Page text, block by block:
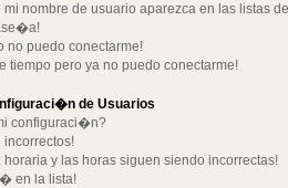
nombre de usuario aparezca en las listas
puedo conectarme!
pero ya no puedo conectarme!
de Usuarios
configuraci�n?
y las horas siguen siendo incorrectas!
en la lista!